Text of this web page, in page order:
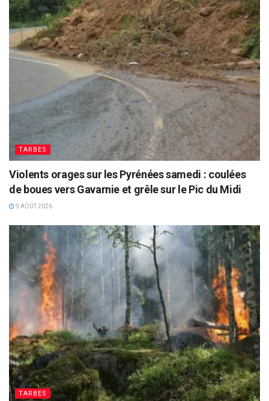
TARBES
Violents orages sur les Pyrénées samedi : coulées
de boues vers Gavarnie et grêle sur le Pic du Midi
9 AOÛT 2026
TARBES